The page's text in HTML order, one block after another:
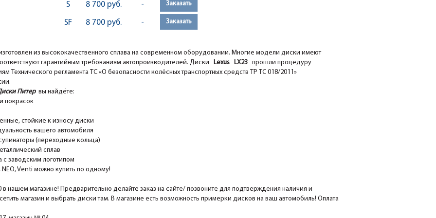
S
8 700 руб. - Заказать
SF 8 700 руб. - Заказать
из высококачественного сплава на современном оборудовании. Многие модели диски имеют
гарантийным требованиям автопроизводителей. Диски Lexus LX23 прошли процедуру
Технического регламента ТС «О безопасности колёсных транспортных средств ТР ТС 018/2011»
Питер вы найдёте:
покрасок
стойкие к износу диски
вашего автомобиля
(переходные кольца)
сплав
заводским логотипом
Venti можно купить по одному!
нашем магазине! Предварительно делайте заказ на сайте/ позвоните для подтверждения наличия и
магазин и выбрать диски там. В магазине есть возможность примерки дисков на ваш автомобиль! Оплата